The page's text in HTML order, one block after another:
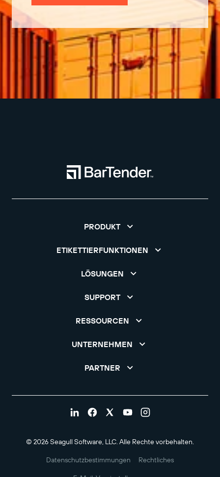
PRODUKT
ETIKETTIERFUNKTIONEN
LÖSUNGEN
SUPPORT
RESSOURCEN
UNTERNEHMEN
PARTNER
© 2026 Seagull Software, LLC. Alle Rechte vorbehalten.
Datenschutzbestimmungen Rechtliches